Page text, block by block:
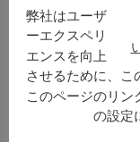
国土は93,030
です。ハンガリ
ルパート盆地の
原またはハンガ
れるドナウ川に
川も流れていま
各地に温泉が湧
弊社はユーザ
ーエクスペリ
エンスを向上
させるために、こ
このページのリ
の設定